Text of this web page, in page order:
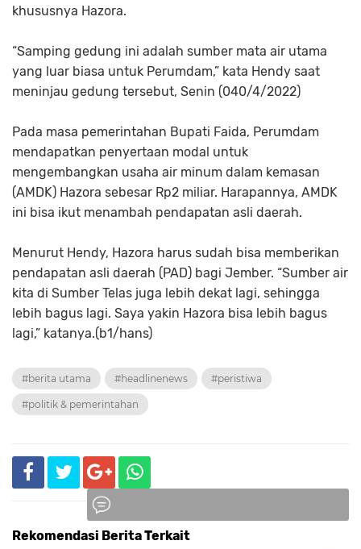
khususnya Hazora.
“Samping gedung ini adalah sumber mata air utama
yang luar biasa untuk Perumdam,” kata Hendy saat
meninjau gedung tersebut, Senin (040/4/2022)
Pada masa pemerintahan Bupati Faida, Perumdam
mendapatkan penyertaan modal untuk
mengembangkan usaha air minum dalam kemasan
(AMDK) Hazora sebesar Rp2 miliar. Harapannya, AMDK
ini bisa ikut menambah pendapatan asli daerah.
Menurut Hendy, Hazora harus sudah bisa memberikan
pendapatan asli daerah (PAD) bagi Jember. “Sumber air
kita di Sumber Telas juga lebih dekat lagi, sehingga
lebih bagus lagi. Saya yakin Hazora bisa lebih bagus
lagi,” katanya.(b1/hans)
#berita utama #headlinenews #peristiwa
#politik & pemerintahan
Rekomendasi Berita Terkait